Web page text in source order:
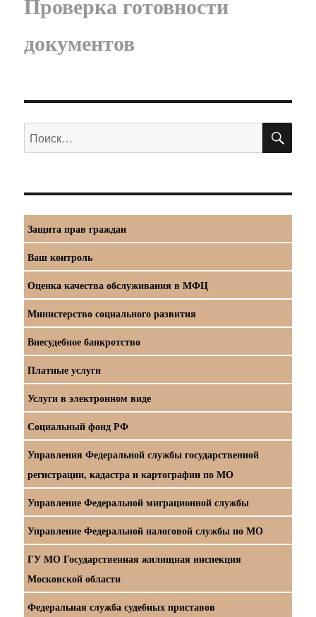
документов
Искать:
Защита прав граждан
Ваш контроль
Оценка качества обслуживания в МФЦ
Министерство социального развития
Внесудебное банкротство
Платные услуги
Услуги в электронном виде
Социальный фонд РФ
Управления Федеральной службы государственной
регистрации, кадастра и картографии по МО
Управление Федеральной миграционной службы
Управление Федеральной налоговой службы по МО
ГУ МО Государственная жилищная инспекция
Московской области
Федеральная служба судебных приставов